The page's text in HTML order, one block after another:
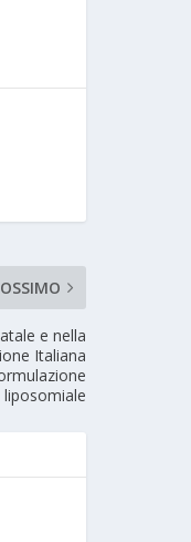
e nella
Italiana
liposomiale